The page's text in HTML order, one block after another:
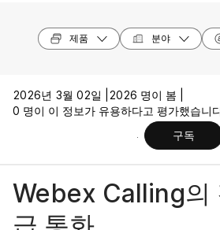
제품 분야
2026년 3월 02일 |
2026 명이 봄 |
0 명이 이 정보가 유용하다고 평가했습니
구독
Webex Calling의